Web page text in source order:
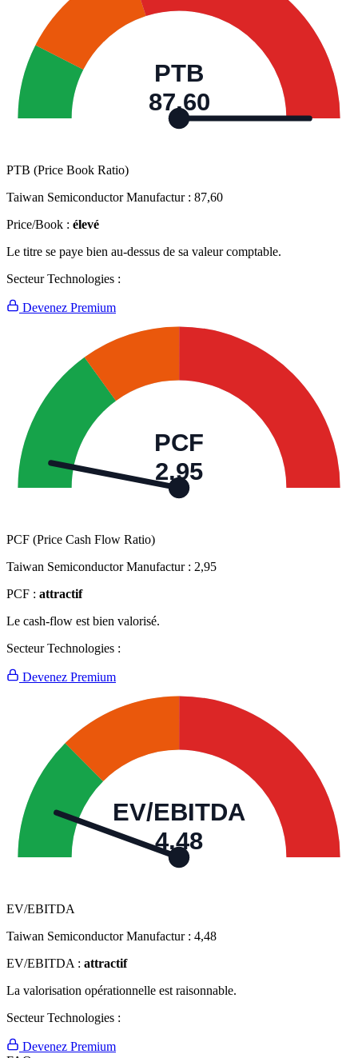
PTB
87,60
PTB (Price Book Ratio)
Taiwan Semiconductor Manufactur : 87,60
Price/Book : élevé
Le titre se paye bien au-dessus de sa valeur comptable.
Secteur Technologies :
Devenez Premium
PCF
2,95
PCF (Price Cash Flow Ratio)
Taiwan Semiconductor Manufactur : 2,95
PCF : attractif
Le cash-flow est bien valorisé.
Secteur Technologies :
Devenez Premium
EV/EBITDA
4,48
EV/EBITDA
Taiwan Semiconductor Manufactur : 4,48
EV/EBITDA : attractif
La valorisation opérationnelle est raisonnable.
Secteur Technologies :
Devenez Premium